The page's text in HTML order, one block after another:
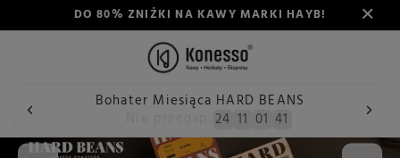
DO 80% ZNIŻKI NA KAWY MARKI HAYB!
Bohater Miesiąca HARD BEANS
24 11 01 40